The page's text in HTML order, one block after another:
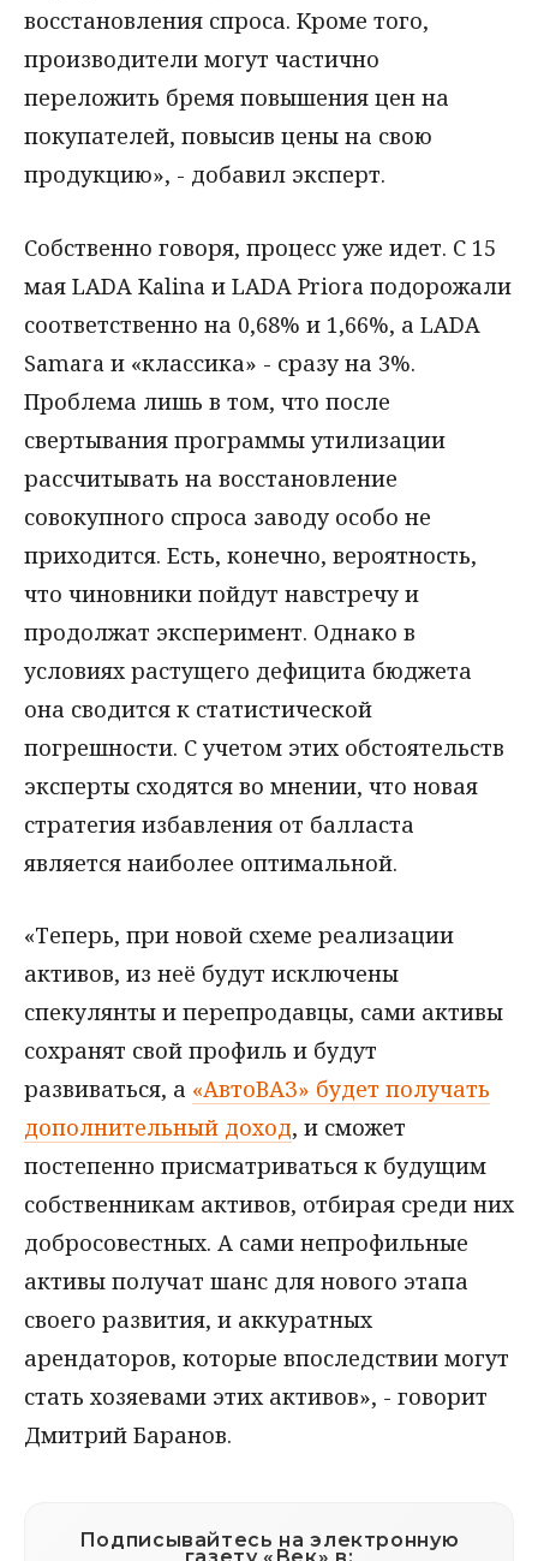
восстановления спроса. Кроме того,
производители могут частично
переложить бремя повышения цен на
покупателей, повысив цены на свою
продукцию», - добавил эксперт.
Собственно говоря, процесс уже идет. С 15
мая LADA Kalina и LADA Priora подорожали
соответственно на 0,68% и 1,66%, а LADA
Samara и «классика» - сразу на 3%.
Проблема лишь в том, что после
свертывания программы утилизации
рассчитывать на восстановление
совокупного спроса заводу особо не
приходится. Есть, конечно, вероятность,
что чиновники пойдут навстречу и
продолжат эксперимент. Однако в
условиях растущего дефицита бюджета
она сводится к статистической
погрешности. С учетом этих обстоятельств
эксперты сходятся во мнении, что новая
стратегия избавления от балласта
является наиболее оптимальной.
«Теперь, при новой схеме реализации
активов, из неё будут исключены
спекулянты и перепродавцы, сами активы
сохранят свой профиль и будут
развиваться, а «АвтоВАЗ» будет получать
дополнительный доход, и сможет
постепенно присматриваться к будущим
собственникам активов, отбирая среди них
добросовестных. А сами непрофильные
активы получат шанс для нового этапа
своего развития, и аккуратных
арендаторов, которые впоследствии могут
стать хозяевами этих активов», - говорит
Дмитрий Баранов.
Подписывайтесь на электронную